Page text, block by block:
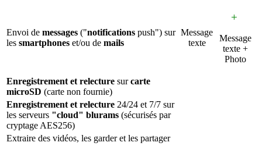
Envoi de messages ("notifications push") sur
les smartphones et/ou de mails
Message
texte
+
Message
texte +
Photo
Enregistrement et relecture surcarte
microSD (carte non fournie)
Enregistrement et relecture 24/24 et 7/7 sur
les serveurs "cloud" blurams (sécurisés par
cryptage AES256)
Extraire des vidéos, les garder et les partager